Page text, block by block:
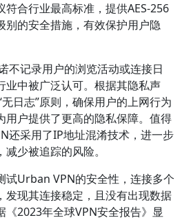
符合行业最高标准，提供AES-256
别的安全措施，有效保护用户隐
不记录用户的浏览活动或连接日
业中被广泛认可。根据其隐私声
日志”原则，确保用户的上网行为
用户提供了更高的隐私保障。值得
还采用了IP地址混淆技术，进一步
少被追踪的风险。
试Urban VPN的安全性，连接多个
发现其连接稳定，且没有出现数据
《2023年全球VPN安全报告》显